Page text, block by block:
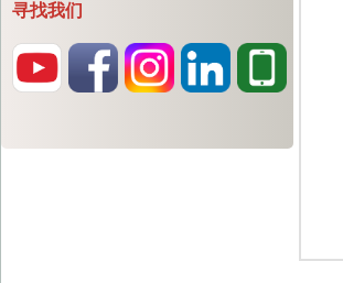
寻找我们